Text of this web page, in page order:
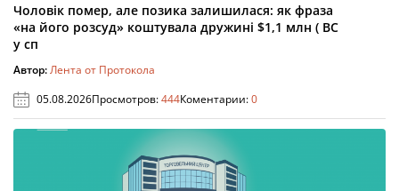
Чоловік помер, але позика залишилася: як фраза
«на його розсуд» коштувала дружині $1,1 млн ( ВС
у сп
Автор:Лента от Протокола
05.08.2026Просмотров:444Коментарии:0